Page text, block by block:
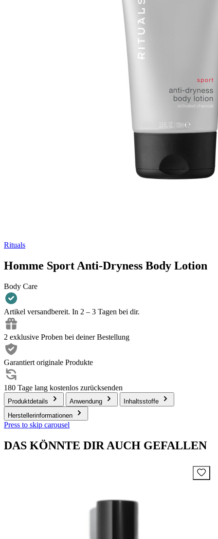
Rituals
Homme Sport Anti-Dryness Body Lotion
Body Care
Artikel versandbereit. In 2 – 3 Tagen bei dir.
2 exklusive Proben bei deiner Bestellung
Garantiert originale Produkte
180 Tage lang kostenlos zurücksenden
Produktdetails Anwendung
Inhaltsstoffe
Herstellerinformationen
Press to skip carousel
DAS KÖNNTE DIR AUCH GEFALLEN